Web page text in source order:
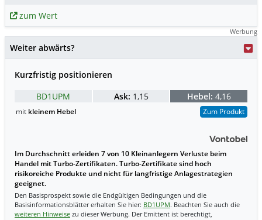
zum Wert
Werbung
Weiter abwärts?
Kurzfristig positionieren
BD1UPM
Ask: 1,15 Hebel: 4,16
mit kleinem Hebel Zum Produkt
Im Durchschnitt erleiden 7 von 10 Kleinanlegern Verluste beim
Handel mit Turbo-Zertifikaten. Turbo-Zertifikate sind hoch
risikoreiche Produkte und nicht für langfristige Anlagestrategien
geeignet.
Den Basisprospekt sowie die Endgültigen Bedingungen und die
Basisinformationsblätter erhalten Sie hier: BD1UPM. Beachten Sie auch die
weiteren Hinweise zu dieser Werbung. Der Emittent ist berechtigt,